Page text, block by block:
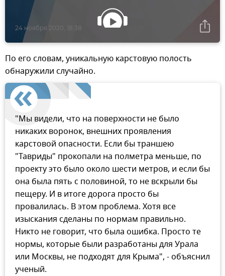
24 ноября 2020, 18:38
По его словам, уникальную карстовую полость
обнаружили случайно.
"Мы видели, что на поверхности не было
никаких воронок, внешних проявления
карстовой опасности. Если бы траншею
"Тавриды" прокопали на полметра меньше, по
проекту это было около шести метров, и если бы
она была пять с половиной, то не вскрыли бы
пещеру. И в итоге дорога просто бы
провалилась. В этом проблема. Хотя все
изыскания сделаны по нормам правильно.
Никто не говорит, что была ошибка. Просто те
нормы, которые были разработаны для Урала
или Москвы, не подходят для Крыма", - объяснил
ученый.